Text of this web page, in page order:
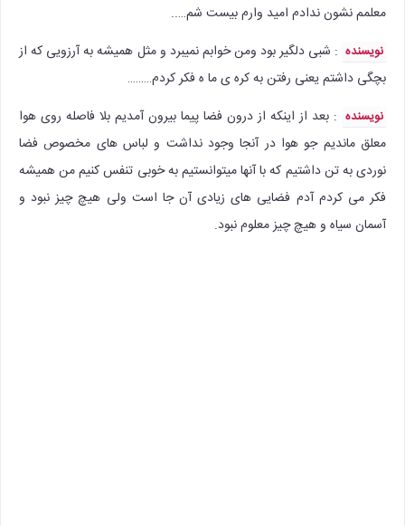
معلمم نشون ندادم امید وارم بیست شم…..
نویسنده : شبی دلگیر بود ومن خوابم نمیبرد و مثل همیشه به آرزویی که از
بچگی داشتم یعنی رفتن به کره ی ما ه فکر کردم………
نویسنده : بعد از اینکه از درون فضا پیما بیرون آمدیم بلا فاصله روی هوا
معلق ماندیم جو هوا در آنجا وجود نداشت و لباس های مخصوص فضا
نوردی به تن داشتیم که با آنها میتوانستیم به خوبی تنفس کنیم من همیشه
فکر می کردم آدم فضایی های زیادی آن جا است ولی هیچ چیز نبود و
آسمان سیاه و هیچ چیز معلوم نبود.